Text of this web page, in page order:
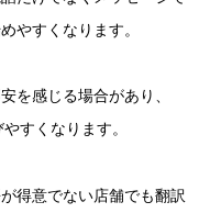
やすくなります。
を感じる場合があり、
すくなります。
得意でない店舗でも翻訳